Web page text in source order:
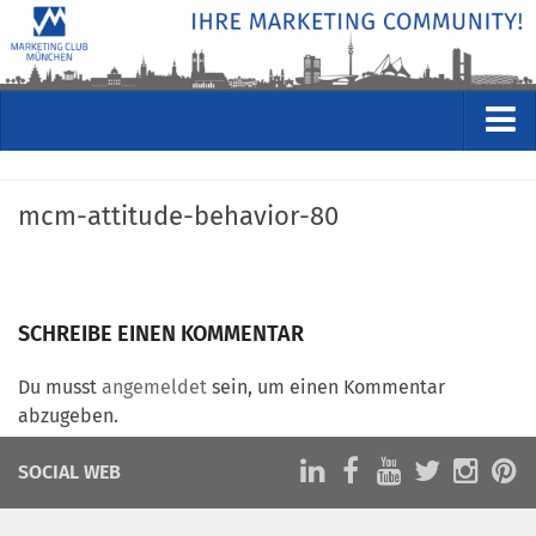
Kommende Veranstaltungen
STUDIO
ÜBER
Wer wir sind
Clubführung
mcm-attitude-behavior-80
SCHREIBE EINEN KOMMENTAR
Du musst angemeldet sein, um einen Kommentar
abzugeben.
SOCIAL WEB